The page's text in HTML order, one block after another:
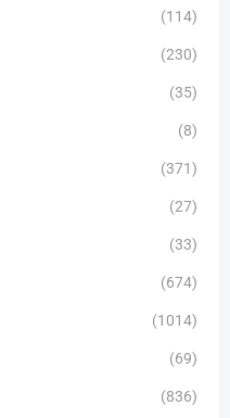
(114)
(230)
(35)
(8)
(371)
(27)
(33)
(674)
(1014)
(69)
(836)